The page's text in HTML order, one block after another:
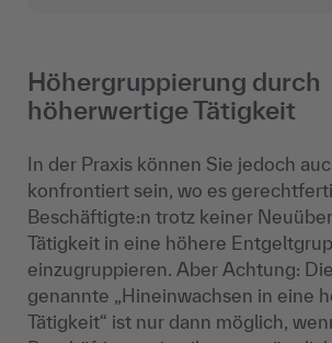
Höhergruppierung durch
höherwertige Tätigkeit
In der Praxis können Sie jedoch
konfrontiert sein, wo es
Beschäftigte:n trotz keiner
Tätigkeit in eine höhere
einzugruppieren. Aber Achtung:
genannte „Hineinwachsen in eine
Tätigkeit“ ist nur dann möglich,